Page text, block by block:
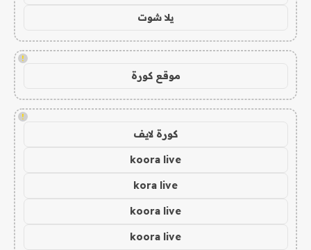
يلا شوت
!
موقع كورة
!
كورة لايف
koora live
kora live
koora live
koora live